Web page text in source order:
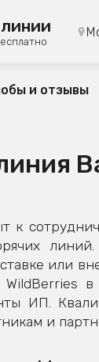
и отзывы
к
или
ИП.
и